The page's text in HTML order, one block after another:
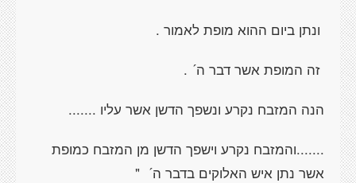
ונתן ביום ההוא מופת לאמור .
זה המופת אשר דבר ה´ .
הנה המזבח נקרע ונשפך הדשן אשר עליו .......
.......והמזבח נקרע וישפך הדשן מן המזבח כמופת
אשר נתן איש האלוקים בדבר ה´ "